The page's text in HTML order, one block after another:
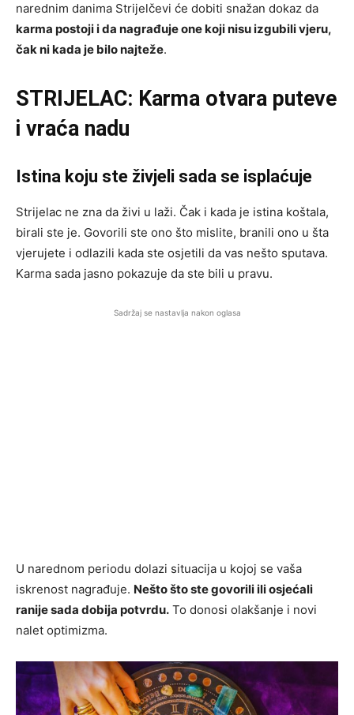
narednim danima Strijelčevi će dobiti snažan dokaz da
karma postoji i da nagrađuje one koji nisu izgubili vjeru,
čak ni kada je bilo najteže.
STRIJELAC: Karma otvara puteve
i vraća nadu
Istina koju ste živjeli sada se isplaćuje
Strijelac ne zna da živi u laži. Čak i kada je istina koštala,
birali ste je. Govorili ste ono što mislite, branili ono u šta
vjerujete i odlazili kada ste osjetili da vas nešto sputava.
Karma sada jasno pokazuje da ste bili u pravu.
Sadržaj se nastavlja nakon oglasa
U narednom periodu dolazi situacija u kojoj se vaša
iskrenost nagrađuje. Nešto što ste govorili ili osjećali
ranije sada dobija potvrdu. To donosi olakšanje i novi
nalet optimizma.